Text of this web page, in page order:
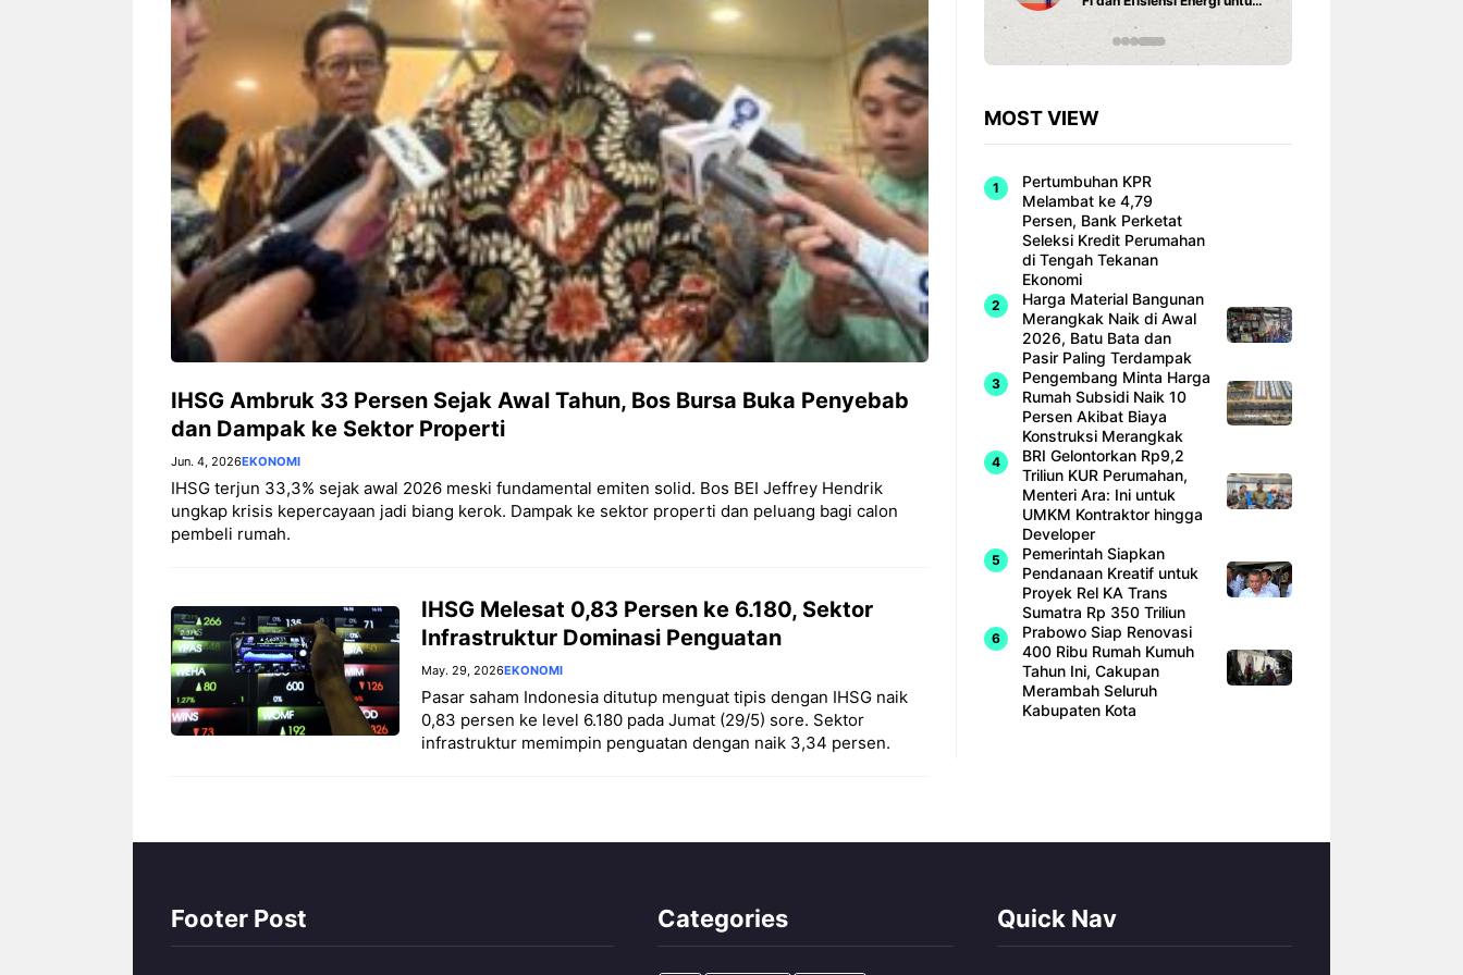
IHSG Ambruk 33 Persen Sejak Awal Tahun, Bos Bursa Buka Penyebab
dan Dampak ke Sektor Properti
Jun. 4, 2026EKONOMI
IHSG terjun 33,3% sejak awal 2026 meski fundamental emiten solid. Bos BEI Jeffrey Hendrik
ungkap krisis kepercayaan jadi biang kerok. Dampak ke sektor properti dan peluang bagi calon
pembeli rumah.
IHSG Melesat 0,83 Persen ke 6.180, Sektor
Infrastruktur Dominasi Penguatan
May. 29, 2026EKONOMI
Pasar saham Indonesia ditutup menguat tipis dengan IHSG naik
0,83 persen ke level 6.180 pada Jumat (29/5) sore. Sektor
infrastruktur memimpin penguatan dengan naik 3,34 persen.
Rp276 Triliun
MOST VIEW
Pertumbuhan KPR
Melambat ke 4,79
Persen, Bank Perketat
Seleksi Kredit Perumahan
di Tengah Tekanan
Ekonomi
Harga Material Bangunan
Merangkak Naik di Awal
2026, Batu Bata dan
Pasir Paling Terdampak
Pengembang Minta Harga
Rumah Subsidi Naik 10
Persen Akibat Biaya
Konstruksi Merangkak
BRI Gelontorkan Rp9,2
Triliun KUR Perumahan,
Menteri Ara: Ini untuk
UMKM Kontraktor hingga
Developer
Pemerintah Siapkan
Pendanaan Kreatif untuk
Proyek Rel KA Trans
Sumatra Rp 350 Triliun
Prabowo Siap Renovasi
400 Ribu Rumah Kumuh
Tahun Ini, Cakupan
Merambah Seluruh
Kabupaten Kota
Footer Post Categories Quick Nav